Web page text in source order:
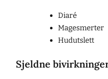
Diaré
Magesmerter
Hudutslett
Sjeldne